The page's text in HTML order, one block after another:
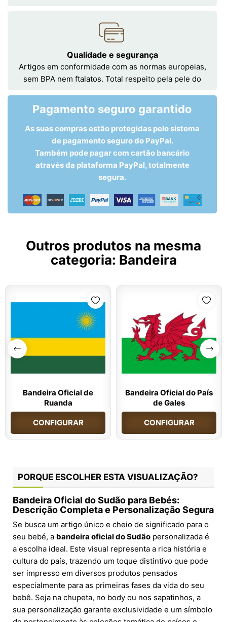
Qualidade e segurança
Artigos em conformidade com as normas europeias,
sem BPA nem ftalatos. Total respeito pela pele do
Pagamento seguro garantido
As suas compras estão protegidas pelo sistema
de pagamento seguro do PayPal.
Também pode pagar com cartão bancário
através da plataforma PayPal, totalmente
segura.
Outros produtos na mesma
categoria: Bandeira
Bandeira Oficial de
Ruanda
CONFIGURAR
Bandeira Oficial do País
de Gales
CONFIGURAR
PORQUE ESCOLHER ESTA VISUALIZAÇÃO?
Bandeira Oficial do Sudão para Bebés:
Descrição Completa e Personalização Segura
Se busca um artigo único e cheio de significado para o
seu bebé, a bandeira oficial do Sudão personalizada é
a escolha ideal. Este visual representa a rica história e
cultura do país, trazendo um toque distintivo que pode
ser impresso em diversos produtos pensados
especialmente para as primeiras fases da vida do seu
bebê. Seja na chupeta, no body ou nos sapatinhos, a
sua personalização garante exclusividade e um símbolo